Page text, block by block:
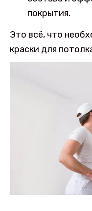
покрытия.
Это всё, что
краски для